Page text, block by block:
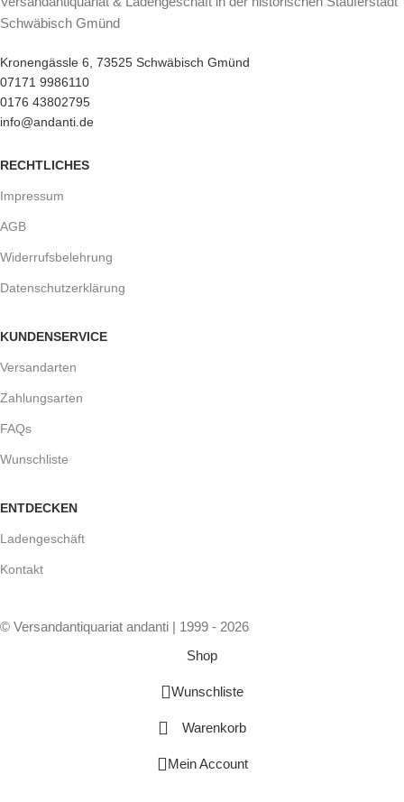
Schwäbisch Gmünd
Kronengässle 6, 73525 Schwäbisch Gmünd
07171 9986110
0176 43802795
info@andanti.de
RECHTLICHES
Impressum
AGB
Widerrufsbelehrung
Datenschutzerklärung
KUNDENSERVICE
Versandarten
Zahlungsarten
FAQs
Wunschliste
ENTDECKEN
Ladengeschäft
Kontakt
© Versandantiquariat andanti | 1999 - 2026
Shop
Wunschliste
Warenkorb
Mein Account